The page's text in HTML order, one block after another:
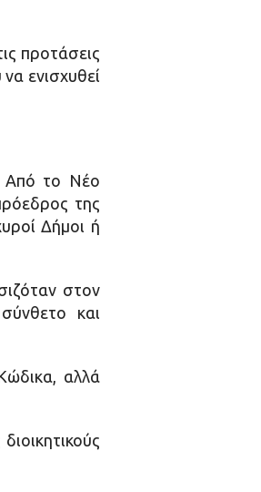
προτάσεις
ενισχυθεί
Από το Νέο
της
Δήμοι ή
στον
και
αλλά